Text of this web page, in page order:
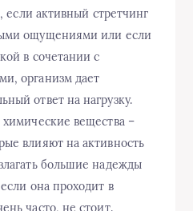
активный стретчинг
ощущениями или если
в сочетании с
организм дает
ответ на нагрузку.
вещества –
влияют на активность
большие надежды
она проходит в
часто, не стоит.